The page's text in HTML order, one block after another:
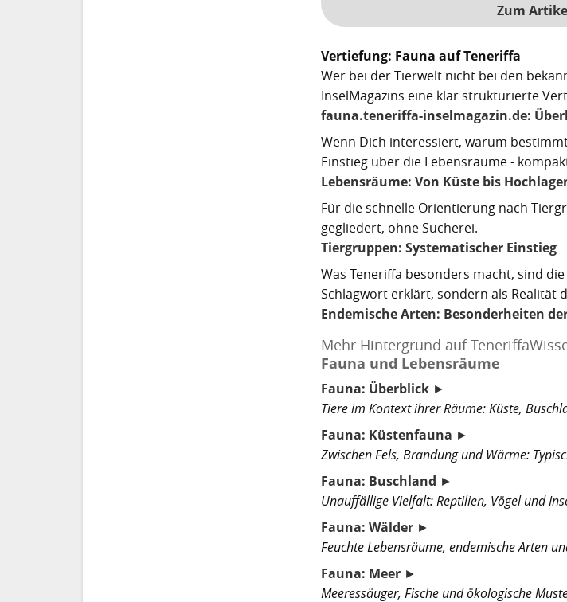
Zum
Vertiefung: Fauna auf Teneriffa
Wer bei der Tierwelt nicht bei den
InselMagazins eine klar strukturierte
fauna.teneriffa-inselmagazin.de:
Wenn Dich interessiert, warum
Einstieg über die Lebensräume -
Lebensräume: Von Küste bis
Für die schnelle Orientierung nach
gegliedert, ohne Sucherei.
Tiergruppen: Systematischer Einstieg
Was Teneriffa besonders macht, sind
Schlagwort erklärt, sondern als Realität
Endemische Arten: Besonderheiten
Mehr Hintergrund auf
Fauna und Lebensräume
Fauna: Überblick ►
Tiere im Kontext ihrer Räume: Küste,
Fauna: Küstenfauna ►
Zwischen Fels, Brandung und Wärme:
Fauna: Buschland ►
Unauffällige Vielfalt: Reptilien, Vögel und
Fauna: Wälder ►
Feuchte Lebensräume, endemische Arten
Fauna: Meer ►
Meeressäuger, Fische und ökologische